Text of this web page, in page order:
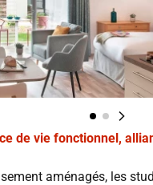
de vie fonctionnel,
aménagés, les